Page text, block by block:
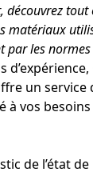
découvrez
matériaux
par les normes
un service
à vos
de l’état